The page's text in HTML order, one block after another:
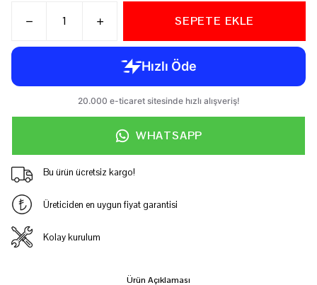
SEPETE EKLE
WHATSAPP
Bu ürün ücretsiz kargo!
Üreticiden en uygun fiyat garantisi
Kolay kurulum
Ürün Açıklaması